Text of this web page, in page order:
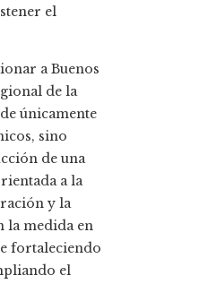
el
a Buenos
de la
únicamente
sino
de una
a la
y la
la medida en
fortaleciendo
el